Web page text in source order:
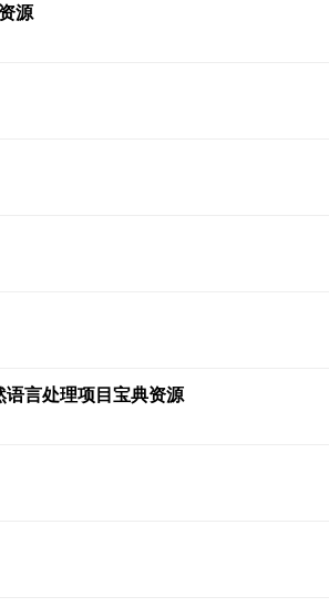
源
言处理项目宝典资源